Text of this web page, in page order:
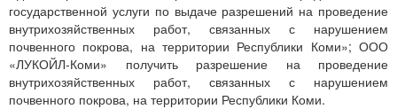
государственной услуги по выдаче разрешений на проведение
внутрихозяйственных работ, связанных с нарушением
почвенного покрова, на территории Республики Коми»; ООО
«ЛУКОЙЛ-Коми» получить разрешение на проведение
внутрихозяйственных работ, связанных с нарушением
почвенного покрова, на территории Республики Коми.